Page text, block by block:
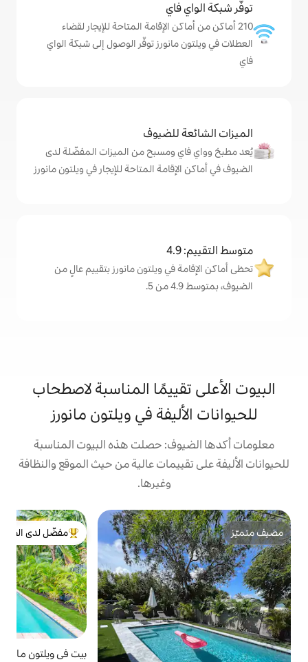
الإقامة المتاحة للإيجار لقضاء
مانورز توفّر الوصول إلى شبكة الواي
ومسبح من الميزات المفضّلة لدى
المتاحة للإيجار في ويلتون مانورز
في ويلتون مانورز بتقييم عالٍ من
المناسبة لاصطحاب
في ويلتون مانورز
حصلت هذه البيوت المناسبة
عالية من حيث الموقع والنظافة
من أبرز البيوت المفضّلة لدى الضيوف
مفضّل لدى الضيوف
بيت في ويلتون مانورز متوسط التقييم 5.0 من 5، 121
5.0 (121)